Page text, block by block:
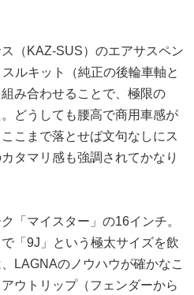
（KAZ-SUS）のエアサスペン
ルキット（純正の後輪車軸と
み合わせることで、極限の
どうしても腰高で商用車感が
こまで落とせば文句なしにス
タマリ感も強調されてかなり
「マイスター」の16インチ。
「9J」という極太サイズを飲
LAGNAのノウハウが確かなこ
ウトリップ（フェンダーから